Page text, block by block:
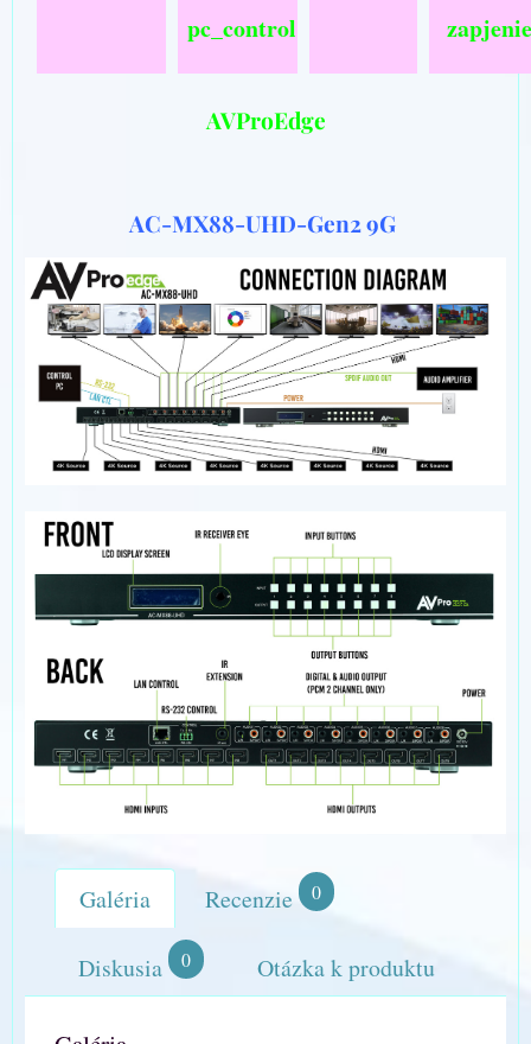
pc_control zapjenie
AVProEdge
AC-MX88-UHD-Gen2 9G
Galéria Recenzie 0
Diskusia 0 Otázka k produktu